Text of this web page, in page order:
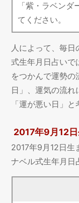
「紫・ラベン
てください。
人によって、毎
式生年月日占いで
をつかんで運勢の
日」、運気の流れ
「運が悪い日」と
2017年9月12
2017年9月12日生
ナベル式生年月日